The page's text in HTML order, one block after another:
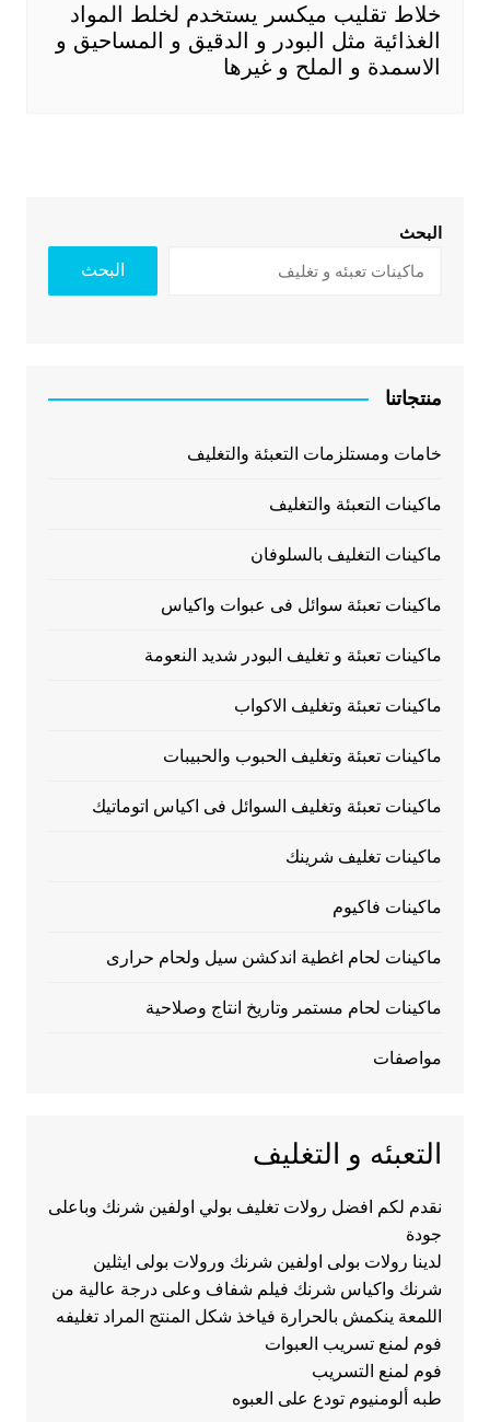
خلاط تقليب ميكسر يستخدم لخلط المواد
الغذائية مثل البودر و الدقيق و المساحيق و
الاسمدة و الملح و غيرها
البحث
البحث
منتجاتنا
خامات ومستلزمات التعبئة والتغليف
ماكينات التعبئة والتغليف
ماكينات التغليف بالسلوفان
ماكينات تعبئة سوائل فى عبوات واكياس
ماكينات تعبئة و تغليف البودر شديد النعومة
ماكينات تعبئة وتغليف الاكواب
ماكينات تعبئة وتغليف الحبوب والحبيبات
ماكينات تعبئة وتغليف السوائل فى اكياس اتوماتيك
ماكينات تغليف شرينك
ماكينات فاكيوم
ماكينات لحام اغطية اندكشن سيل ولحام حرارى
ماكينات لحام مستمر وتاريخ انتاج وصلاحية
مواصفات
التعبئه و التغليف
نقدم لكم افضل رولات تغليف بولي اولفين شرنك وباعلى
جودة
لدينا رولات بولى اولفين شرنك ورولات بولى ايثلين
شرنك واكياس شرنك فيلم شفاف وعلى درجة عالية من
اللمعة ينكمش بالحرارة فياخذ شكل المنتج المراد تغليفه
فوم لمنع تسريب العبوات
فوم لمنع التسريب
طبه ألومنيوم تودع على العبوه